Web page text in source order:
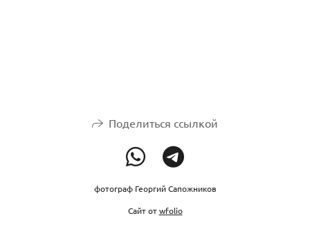
Поделиться ссылкой
фотограф Георгий Сапожников
Сайт отwfolio